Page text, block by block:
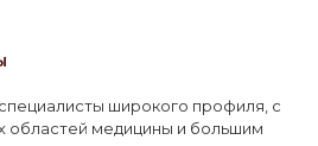
широкого профиля, с
областей медицины и большим